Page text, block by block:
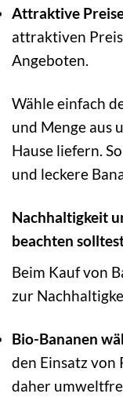
Attraktive
attraktiven
Angeboten.
Wähle einfach
und Menge aus
Hause liefern.
und leckere
Nachhaltigkeit
beachten
Beim Kauf von
zur
Bio-Bananen
den Einsatz von
daher